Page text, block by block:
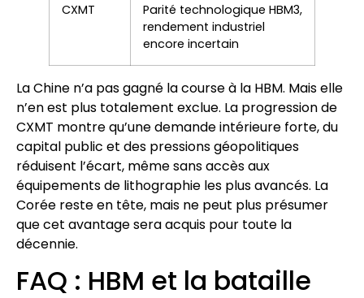
CXMT
Parité technologique HBM3,
rendement industriel
encore incertain
La Chine n’a pas gagné la course à la HBM. Mais elle
n’en est plus totalement exclue. La progression de
CXMT montre qu’une demande intérieure forte, du
capital public et des pressions géopolitiques
réduisent l’écart, même sans accès aux
équipements de lithographie les plus avancés. La
Corée reste en tête, mais ne peut plus présumer
que cet avantage sera acquis pour toute la
décennie.
FAQ : HBM et la bataille